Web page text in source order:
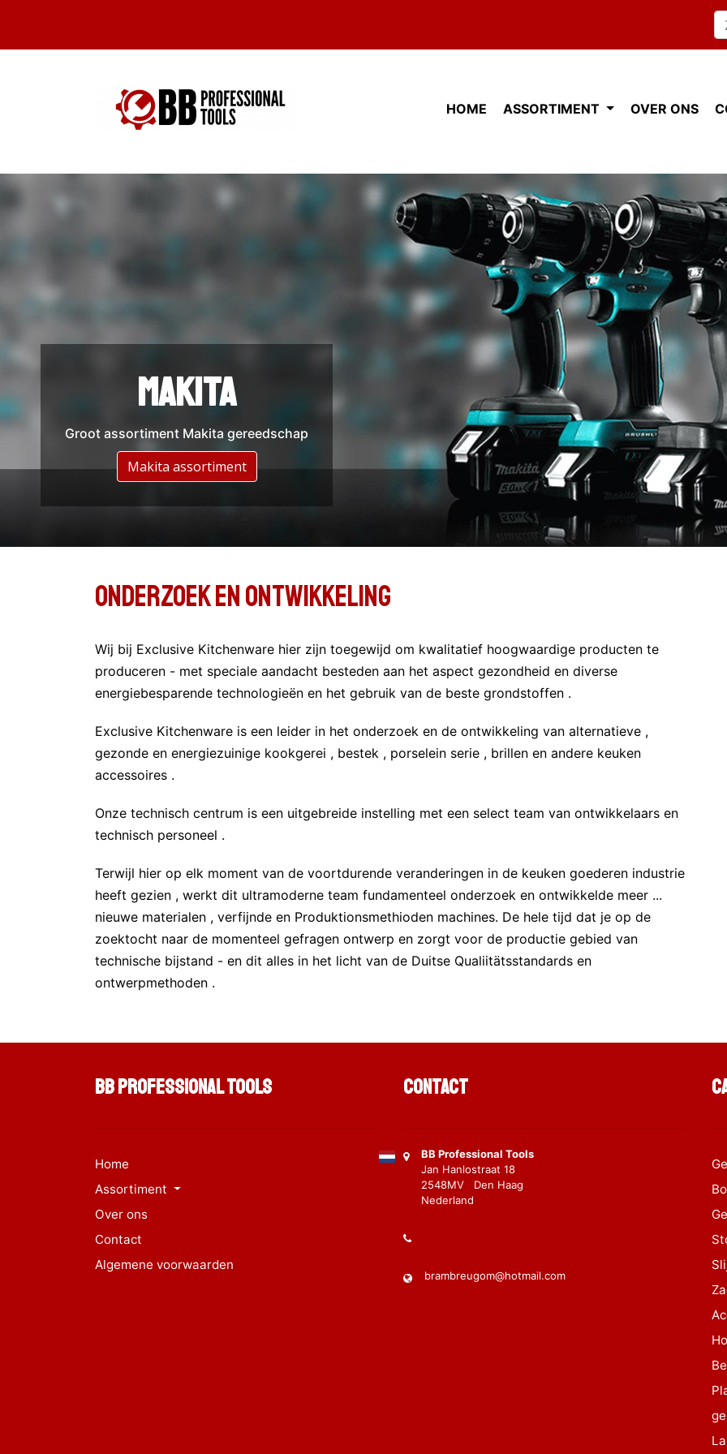
HOME ASSORTIMENT OVER ONS
Makita
Groot assortiment Makita gereedschap
Makita assortiment
DeWalt
Groot assortiment DeWalt gereedschap
Assortiment DeWalt
Onderzoek en Ontwikkeling
Wij bij Exclusive Kitchenware hier zijn toegewijd om kwalitatief hoogwaardige producten te
produceren - met speciale aandacht besteden aan het aspect gezondheid en diverse
energiebesparende technologieën en het gebruik van de beste grondstoffen .
Exclusive Kitchenware is een leider in het onderzoek en de ontwikkeling van alternatieve ,
gezonde en energiezuinige kookgerei , bestek , porselein serie , brillen en andere keuken
accessoires .
Onze technisch centrum is een uitgebreide instelling met een select team van ontwikkelaars en
technisch personeel .
Terwijl hier op elk moment van de voortdurende veranderingen in de keuken goederen industrie
heeft gezien , werkt dit ultramoderne team fundamenteel onderzoek en ontwikkelde meer ...
nieuwe materialen , verfijnde en Produktionsmethioden machines. De hele tijd dat je op de
zoektocht naar de momenteel gefragen ontwerp en zorgt voor de productie gebied van
technische bijstand - en dit alles in het licht van de Duitse Qualiitätsstandards en
ontwerpmethoden .
BB Professional Tools
Home
Assortiment
Over ons
Contact
Algemene voorwaarden
Contact
BB Professional Tools
Jan Hanlostraat 18
2548MV Den Haag
Nederland
brambreugom@hotmail.com